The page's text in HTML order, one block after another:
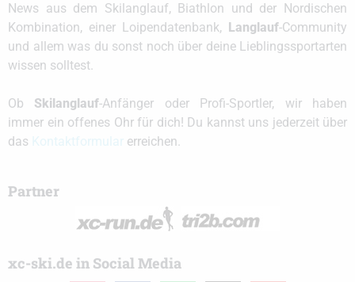
News aus dem Skilanglauf, Biathlon und der Nordischen
Kombination, einer Loipendatenbank, Langlauf-Community
und allem was du sonst noch über deine Lieblingssportarten
wissen solltest.
Ob Skilanglauf-Anfänger oder Profi-Sportler, wir haben
immer ein offenes Ohr für dich! Du kannst uns jederzeit über
das
erreichen.
Partner
xc-ski.de in Social Media